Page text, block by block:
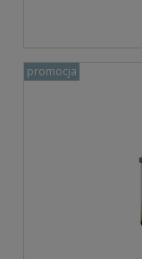
promocja